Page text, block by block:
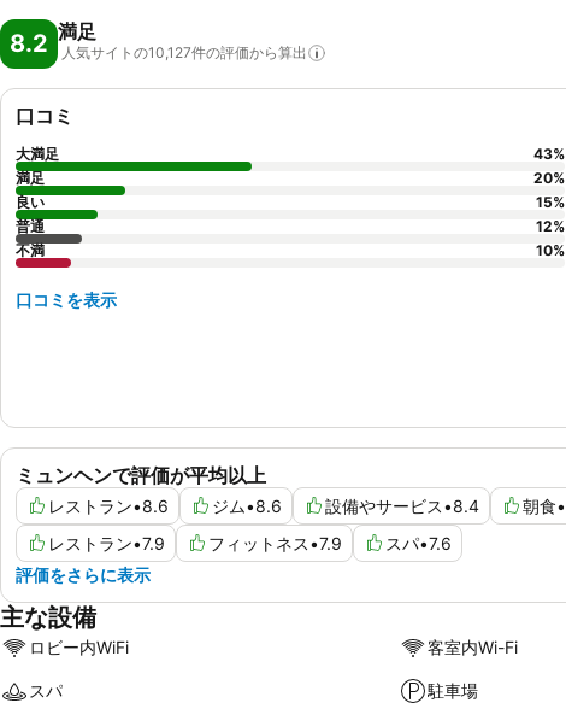
8.2 満足
人気サイトの10,127件の評価から算出
ミュンヘンで評価が平均以上
レストラン•8.6 ジム•8.6 設備やサービス•8.4 朝食•
レストラン•7.9 フィットネス•7.9 スパ•7.6
評価をさらに表示
口コミ
大満足 43%
満足
20%
良い
15%
普通
12%
不満
10%
口コミを表示
主な設備
ロビー内WiFi 客室内Wi-Fi
スパ 駐車場